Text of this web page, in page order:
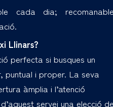
cada dia;
Llinars?
perfecta si busques un
puntual i proper. La seva
àmplia i l’atenció
servei una elecció